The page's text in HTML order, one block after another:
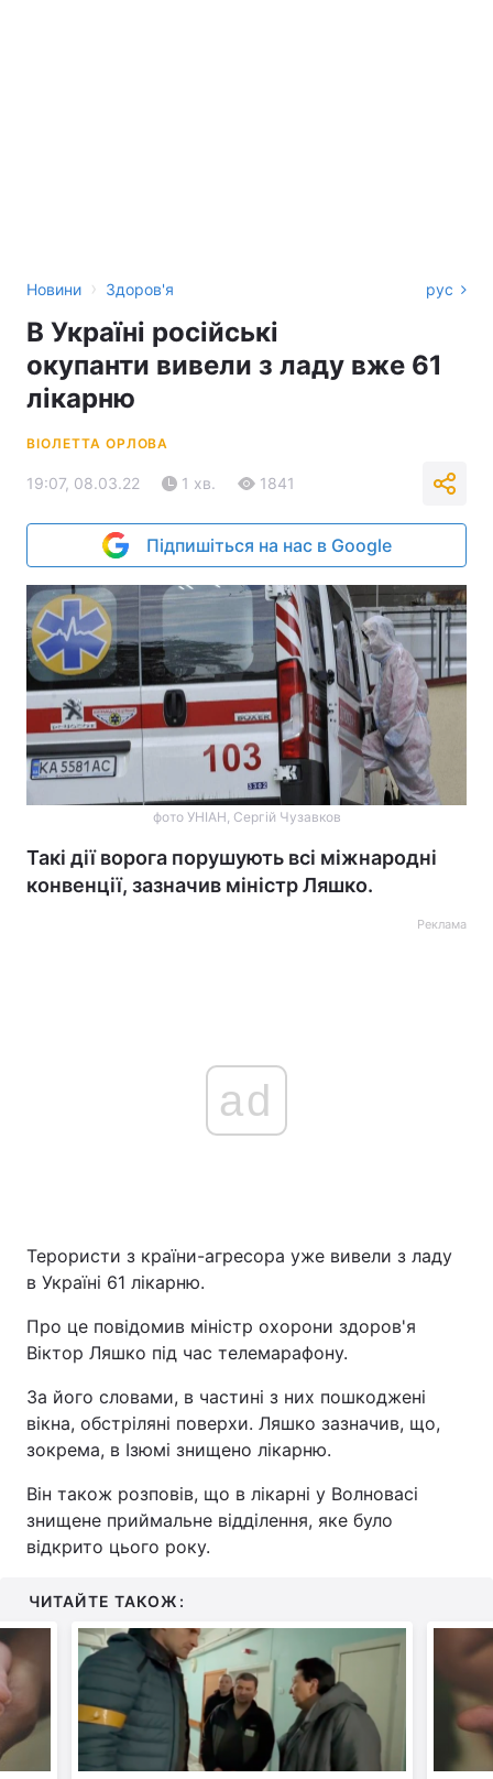
Новини › Здоров'я рус
В Україні російські
окупанти вивели з ладу вже 61
лікарню
ВІОЛЕТТА ОРЛОВА
19:07, 08.03.22 1 хв. 1841
Підпишіться на нас в Google
фото УНІАН, Сергій Чузавков
Такі дії ворога порушують всі міжнародні
конвенції, зазначив міністр Ляшко.
Реклама
ad
Терористи з країни-агресора уже вивели з ладу
в Україні 61 лікарню.
Про це повідомив міністр охорони здоров'я
Віктор Ляшко під час телемарафону.
За його словами, в частині з них пошкоджені
вікна, обстріляні поверхи. Ляшко зазначив, що,
зокрема, в Ізюмі знищено лікарню.
Він також розповів, що в лікарні у Волновасі
знищене приймальне відділення, яке було
відкрито цього року.
ЧИТАЙТЕ ТАКОЖ: